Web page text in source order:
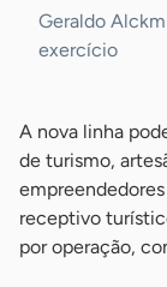
Geraldo
exercício
A nova linha
de turismo,
receptivo
por operação,